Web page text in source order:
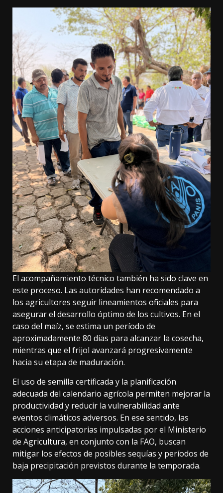
El acompañamiento técnico también ha sido clave en
este proceso. Las autoridades han recomendado a
los agricultores seguir lineamientos oficiales para
asegurar el desarrollo óptimo de los cultivos. En el
caso del maíz, se estima un período de
aproximadamente 80 días para alcanzar la cosecha,
mientras que el frijol avanzará progresivamente
hacia su etapa de maduración.
El uso de semilla certificada y la planificación
adecuada del calendario agrícola permiten mejorar la
productividad y reducir la vulnerabilidad ante
eventos climáticos adversos. En ese sentido, las
acciones anticipatorias impulsadas por el Ministerio
de Agricultura, en conjunto con la FAO, buscan
mitigar los efectos de posibles sequías y períodos de
baja precipitación previstos durante la temporada.